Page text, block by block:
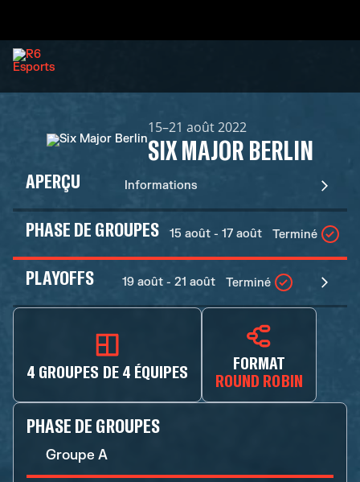
15–21 août 2022
SIX MAJOR BERLIN
APERÇU Informations
PHASE DE GROUPES 15 août - 17 août Terminé
PLAYOFFS 19 août - 21 août Terminé
4 GROUPES DE 4 ÉQUIPES
FORMAT
ROUND ROBIN
PHASE DE GROUPES
Groupe A